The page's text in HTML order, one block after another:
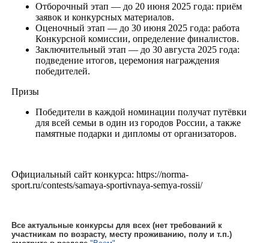
Отборочный этап — до 20 июня 2025 года: приём
заявок и конкурсных материалов.
Оценочный этап — до 30 июня 2025 года: работа
Конкурсной комиссии, определение финалистов.
Заключительный этап — до 30 августа 2025 года:
подведение итогов, церемония награждения
победителей.
Призы
Победители в каждой номинации получат путёвки
для всей семьи в один из городов России, а также
памятные подарки и дипломы от организаторов.
Официальный сайт конкурса: https://norma-
sport.ru/contests/samaya-sportivnaya-semya-rossii/
Все актуальные конкурсы для всех (нет требований к
участникам по возрасту, месту проживанию, полу и т.п.)